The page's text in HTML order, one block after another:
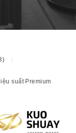
suất Premium